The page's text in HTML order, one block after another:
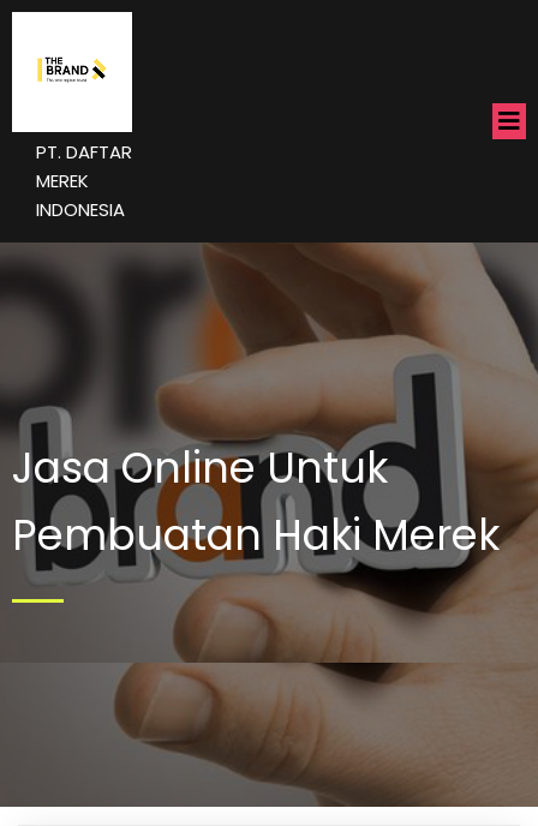
PT. DAFTAR
MEREK
INDONESIA
Jasa Online Untuk
Pembuatan Haki Merek